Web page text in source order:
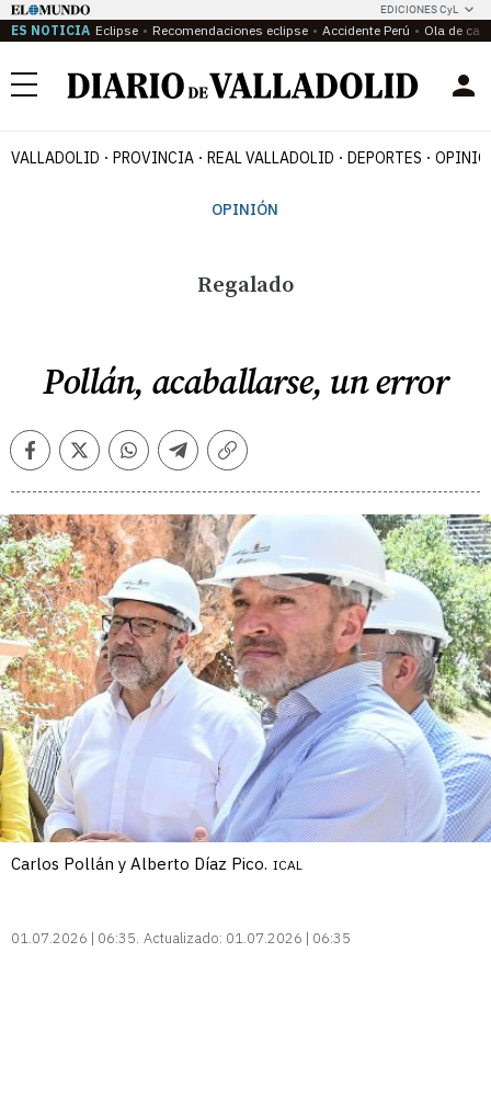
EDICIONES CyL
ES NOTICIA Eclipse Recomendaciones eclipse Accidente Perú Ola de
Menú
VALLADOLID PROVINCIA REAL VALLADOLID DEPORTES
OPINIÓN
Regalado
Pollán, acaballarse, un error
FacebookTwitterWhatsappTelegramCopiar
Carlos Pollán y Alberto Díaz Pico. ICAL
01.07.2026 | 06:35 Actualizado: 01.07.2026 | 06:35